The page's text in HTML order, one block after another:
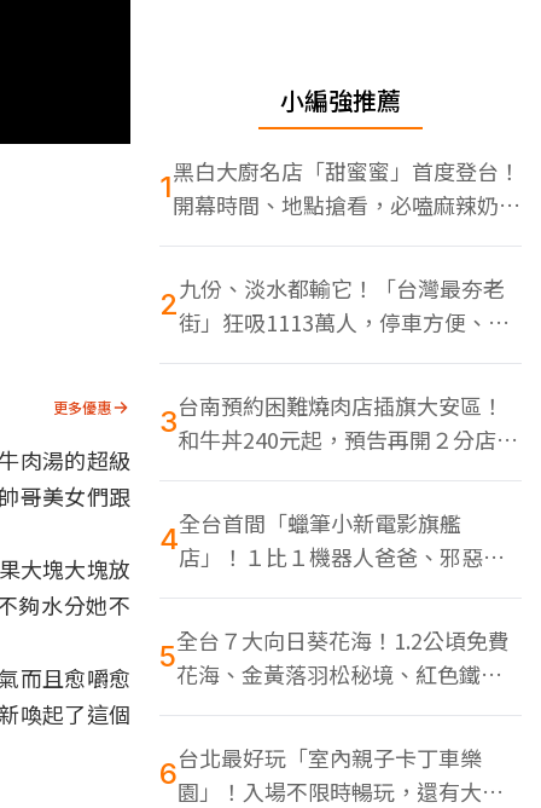
更多優惠
肉湯的超級
哥美女們跟
大塊大塊放
夠水分她不
而且愈嚼愈
喚起了這個
小編強推薦
1黑白大廚名店「甜蜜蜜」首度登台！
開幕時間、地點搶看，必嗑麻辣奶油
蝦
2九份、淡水都輸它！「台灣最夯老
街」狂吸1113萬人，停車方便、特
色美食多
3台南預約困難燒肉店插旗大安區！
和牛丼240元起，預告再開２分店、
地點曝光
4全台首間「蠟筆小新電影旗艦
店」！１比１機器人爸爸、邪惡正
男，百款周邊買翻
5全台７大向日葵花海！1.2公頃免費
花海、金黃落羽松秘境、紅色鐵橋
同框
6台北最好玩「室內親子卡丁車樂
園」！入場不限時暢玩，還有大螢